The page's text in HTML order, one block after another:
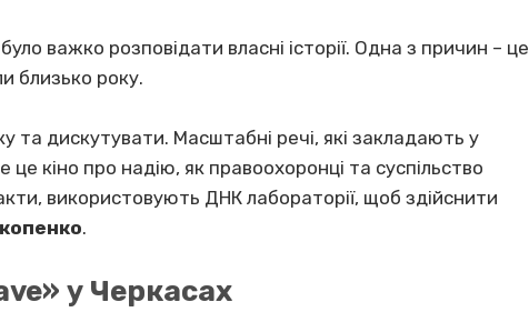
важко розповідати власні історії. Одна з причин – це
близько року.
та дискутувати. Масштабні речі, які закладають у
кіно про надію, як правоохоронці та суспільство
використовують ДНК лабораторії, щоб здійснити
.
у Черкасах